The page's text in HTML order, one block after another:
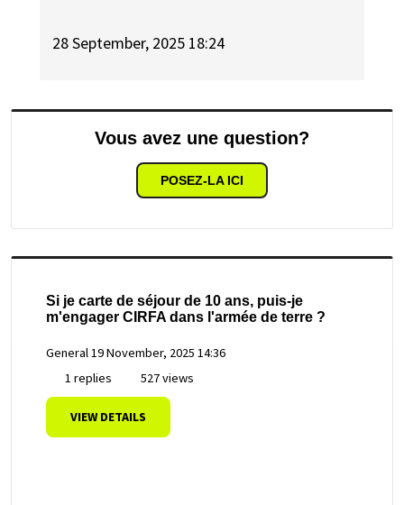
28 September, 2025 18:24
Vous avez une question?
POSEZ-LA ICI
Si je carte de séjour de 10 ans, puis-je
m'engager CIRFA dans l'armée de terre ?
General19 November, 2025 14:36
1 replies
527 views
VIEW DETAILS